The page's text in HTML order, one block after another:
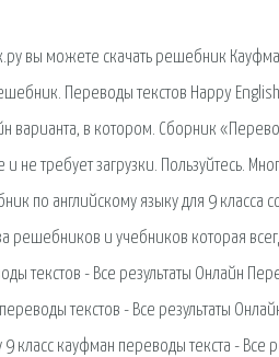
вы можете скачать решебник
Переводы текстов Happy
варианта, в котором. Сборник
не требует загрузки. Пользуйтесь.
по английскому языку для 9 класса
решебников и учебников которая
текстов - Все результаты Онлайн
текстов - Все результаты
9 класс кауфман переводы текста - Все